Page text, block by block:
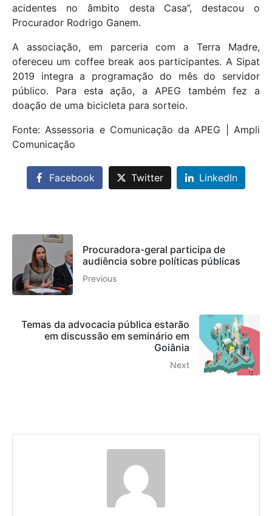
acidentes no âmbito desta Casa”, destacou o
Procurador Rodrigo Ganem.
A associação, em parceria com a Terra Madre,
ofereceu um coffee break aos participantes. A Sipat
2019 integra a programação do mês do servidor
público. Para esta ação, a APEG também fez a
doação de uma bicicleta para sorteio.
Fonte: Assessoria e Comunicação da APEG | Ampli
Comunicação
Facebook Twitter LinkedIn
Procuradora-geral participa de
audiência sobre políticas públicas
Previous
Temas da advocacia pública estarão
em discussão em seminário em
Goiânia
Next